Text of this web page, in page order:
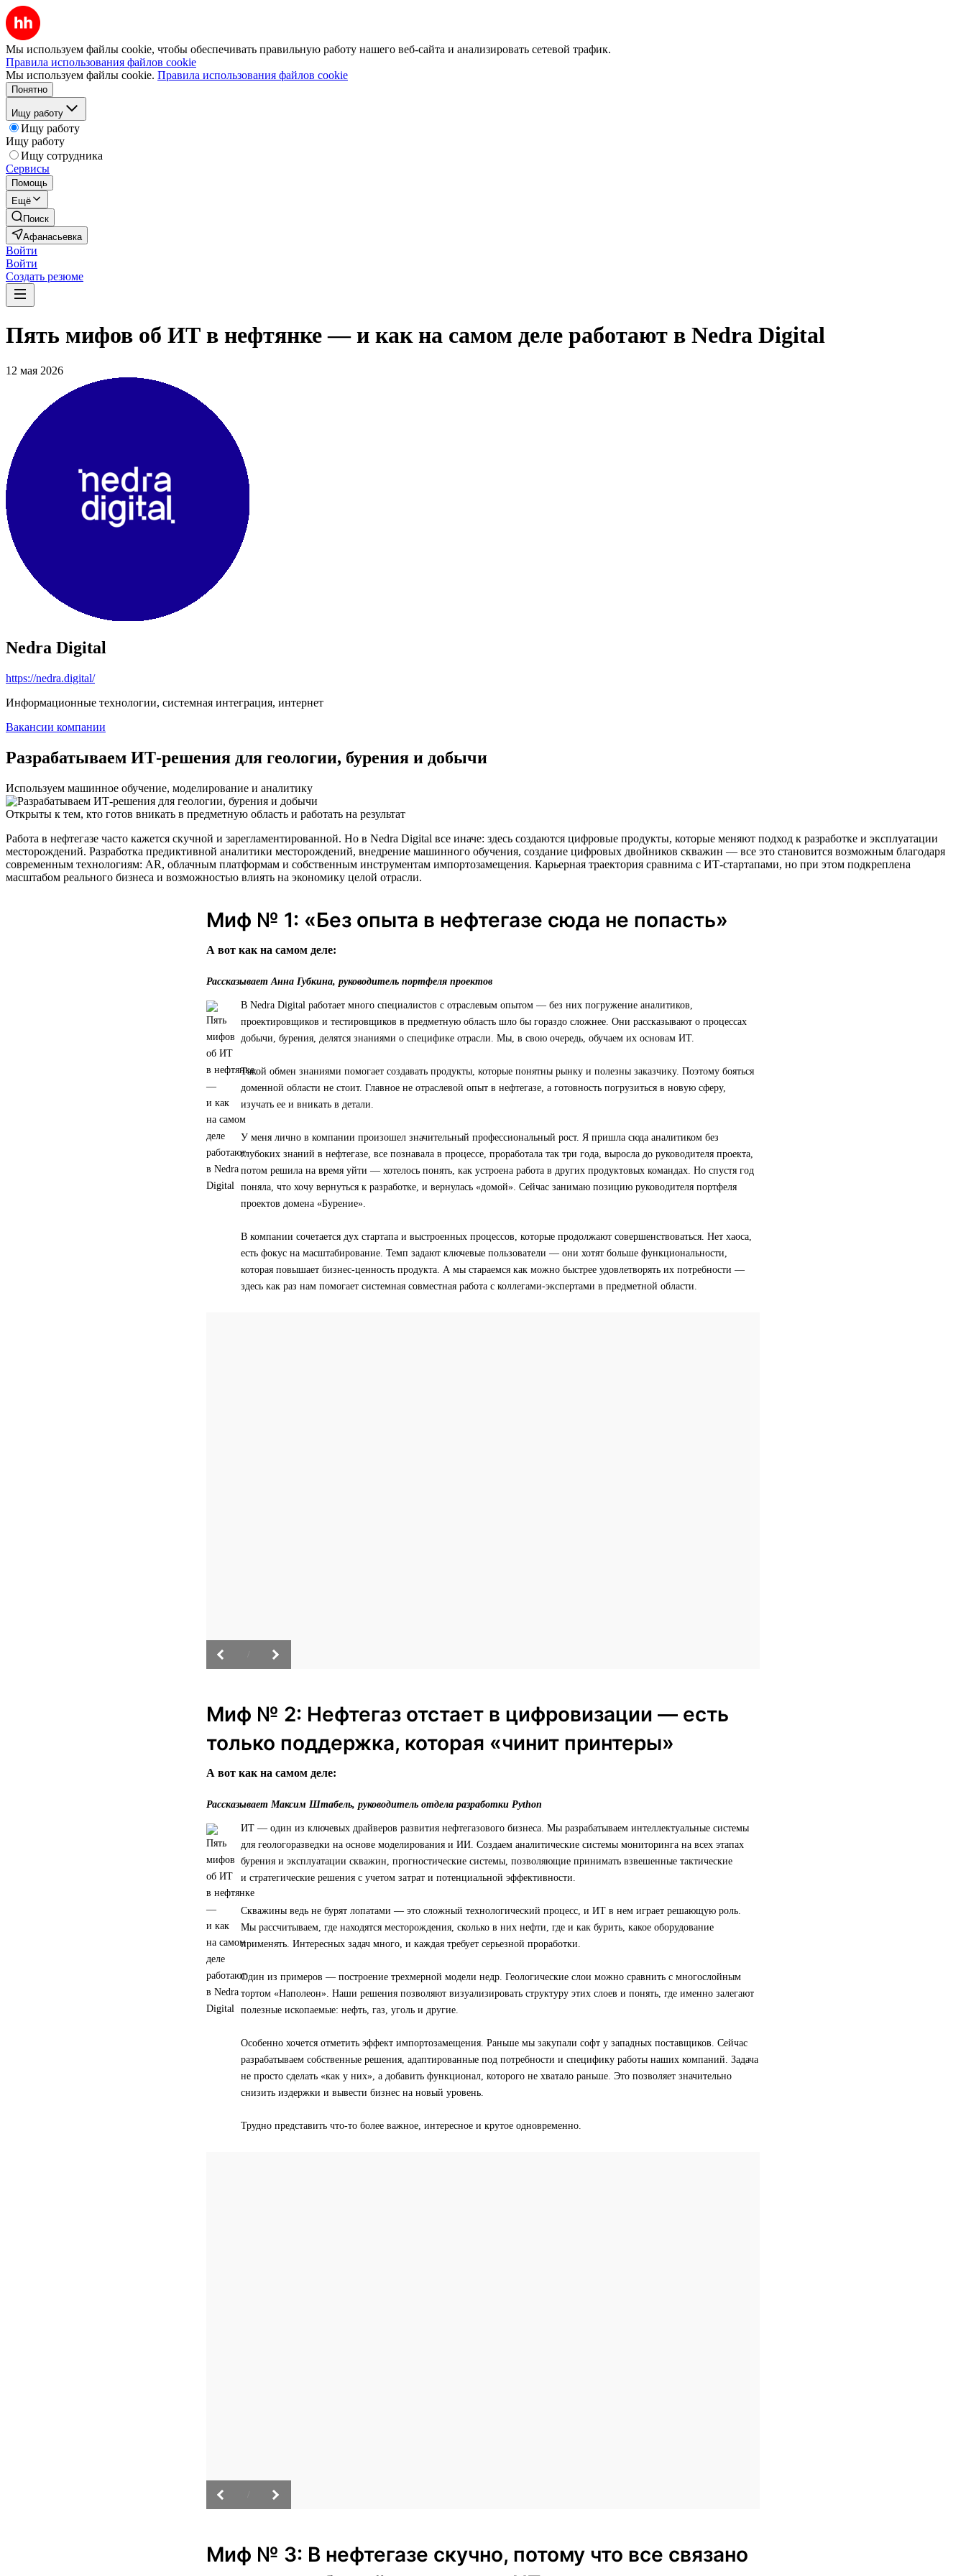
Мы используем файлы cookie, чтобы обеспечивать правильную работу нашего веб-сайта и анализировать сетевой трафик.
Правила использования файлов cookie
Мы используем файлы cookie. Правила использования файлов cookie
Понятно
Ищу работу
Ищу работу
Ищу работу
Ищу сотрудника
Сервисы
Помощь
Ещё
Поиск
Афанасьевка
Войти
Войти
Создать резюме
Пять мифов об ИТ в нефтянке — и как на самом деле работают в Nedra Digital
12 мая 2026
Nedra Digital
https://nedra.digital/
Информационные технологии, системная интеграция, интернет
Вакансии компании
Разрабатываем ИТ-решения для геологии, бурения и добычи
Используем машинное обучение, моделирование и аналитику
Открыты к тем, кто готов вникать в предметную область и работать на результат
Работа в нефтегазе часто кажется скучной и зарегламентированной. Но в Nedra Digital все иначе: здесь создаются цифровые продукты, которые меняют подход к разработке и эксплуатации
месторождений. Разработка предиктивной аналитики месторождений, внедрение машинного обучения, создание цифровых двойников скважин — все это становится возможным благодаря
современным технологиям: AR, облачным платформам и собственным инструментам импортозамещения. Карьерная траектория сравнима с ИТ-стартапами, но при этом подкреплена
масштабом реального бизнеса и возможностью влиять на экономику целой отрасли.
Миф № 1: «Без опыта в нефтегазе сюда не попасть»
А вот как на самом деле:
Рассказывает Анна Губкина, руководитель портфеля проектов
В Nedra Digital работает много специалистов с отраслевым опытом — без них погружение аналитиков,
проектировщиков и тестировщиков в предметную область шло бы гораздо сложнее. Они рассказывают о процессах
добычи, бурения, делятся знаниями о специфике отрасли. Мы, в свою очередь, обучаем их основам ИТ.
Такой обмен знаниями помогает создавать продукты, которые понятны рынку и полезны заказчику. Поэтому бояться
доменной области не стоит. Главное не отраслевой опыт в нефтегазе, а готовность погрузиться в новую сферу,
изучать ее и вникать в детали.
У меня лично в компании произошел значительный профессиональный рост. Я пришла сюда аналитиком без
глубоких знаний в нефтегазе, все познавала в процессе, проработала так три года, выросла до руководителя проекта,
потом решила на время уйти — хотелось понять, как устроена работа в других продуктовых командах. Но спустя год
поняла, что хочу вернуться к разработке, и вернулась «домой». Сейчас занимаю позицию руководителя портфеля
проектов домена «Бурение».
В компании сочетается дух стартапа и выстроенных процессов, которые продолжают совершенствоваться. Нет хаоса,
есть фокус на масштабирование. Темп задают ключевые пользователи — они хотят больше функциональности,
которая повышает бизнес-ценность продукта. А мы стараемся как можно быстрее удовлетворять их потребности —
здесь как раз нам помогает системная совместная работа с коллегами-экспертами в предметной области.
Миф № 2: Нефтегаз отстает в цифровизации — есть
только поддержка, которая «чинит принтеры»
А вот как на самом деле:
Рассказывает Максим Штабель, руководитель отдела разработки Python
ИТ — один из ключевых драйверов развития нефтегазового бизнеса. Мы разрабатываем интеллектуальные системы
для геологоразведки на основе моделирования и ИИ. Создаем аналитические системы мониторинга на всех этапах
бурения и эксплуатации скважин, прогностические системы, позволяющие принимать взвешенные тактические
и стратегические решения с учетом затрат и потенциальной эффективности.
Скважины ведь не бурят лопатами — это сложный технологический процесс, и ИТ в нем играет решающую роль.
Мы рассчитываем, где находятся месторождения, сколько в них нефти, где и как бурить, какое оборудование
применять. Интересных задач много, и каждая требует серьезной проработки.
Один из примеров — построение трехмерной модели недр. Геологические слои можно сравнить с многослойным
тортом «Наполеон». Наши решения позволяют визуализировать структуру этих слоев и понять, где именно залегают
полезные ископаемые: нефть, газ, уголь и другие.
Особенно хочется отметить эффект импортозамещения. Раньше мы закупали софт у западных поставщиков. Сейчас
разрабатываем собственные решения, адаптированные под потребности и специфику работы наших компаний. Задача
не просто сделать «как у них», а добавить функционал, которого не хватало раньше. Это позволяет значительно
снизить издержки и вывести бизнес на новый уровень.
Трудно представить что-то более важное, интересное и крутое одновременно.
Миф № 3: В нефтегазе скучно, потому что все связано